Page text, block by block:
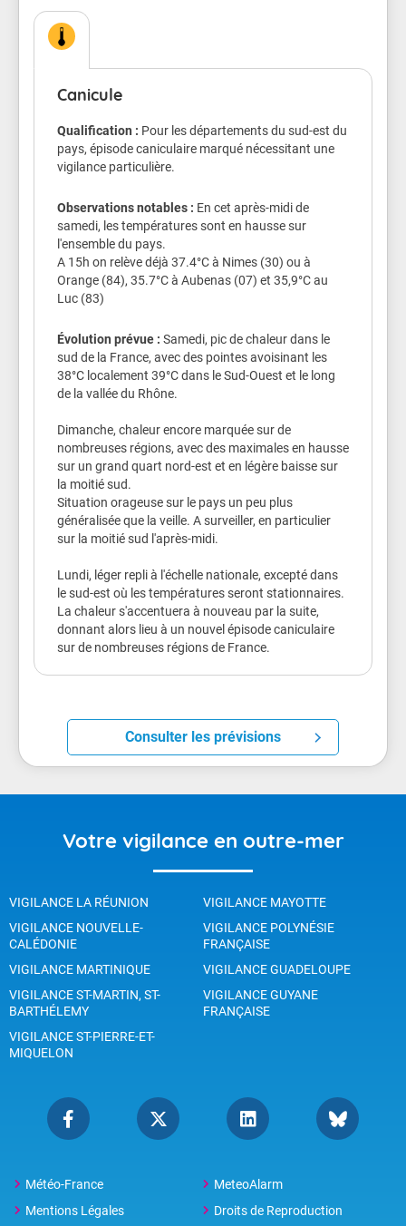
Les symptômes d'un coup de chaleur sont : une fièvre
supérieure à 40°C, une peau chaude, rouge et sèche,
soif intense, une confusion, des convulsions et une
perte de connaissance.
Conseils de comportement
Buvez de l'eau plusieurs fois par jour
Continuez à manger normalement.
l’aide d’un brumisateur, d’un gant de toilette
ou en prenant des douches ou des bains
tièdes.
Ne sortez pas aux heures les plus chaudes.
vêtements légers.
Essayez de vous rendre dans un endroit frais
ou climatisé deux à trois heures par jour, tout
en continuant de respecter la distanciation
physique et les gestes barrière.
Limitez vos activités physiques et sportives.
Pendant la journée, fermez volets, rideaux et
Si vous avez des personnes âgées, souffrant
de maladies chroniques ou isolées dans votre
entourage, prenez de leurs nouvelles ou
rendez leur visite. Accompagnez-les dans un
endroit frais.
Pour en savoir plus, consultez le
https://sante.gouv.fr/
Canicule
Qualification : Pour les départements du sud-est du
pays, épisode caniculaire marqué nécessitant une
vigilance particulière.
Observations notables : En cet après-midi de
samedi, les températures sont en hausse sur
l'ensemble du pays.
A 15h on relève déjà 37.4°C à Nimes (30) ou à
Orange (84), 35.7°C à Aubenas (07) et 35,9°C au
Luc (83)
Évolution prévue : Samedi, pic de chaleur dans le
sud de la France, avec des pointes avoisinant les
38°C localement 39°C dans le Sud-Ouest et le long
de la vallée du Rhône.
Dimanche, chaleur encore marquée sur de
nombreuses régions, avec des maximales en hausse
sur un grand quart nord-est et en légère baisse sur
la moitié sud.
Situation orageuse sur le pays un peu plus
généralisée que la veille. A surveiller, en particulier
sur la moitié sud l'après-midi.
Lundi, léger repli à l'échelle nationale, excepté dans
le sud-est où les températures seront stationnaires.
La chaleur s'accentuera à nouveau par la suite,
donnant alors lieu à un nouvel épisode caniculaire
sur de nombreuses régions de France.
Consulter les prévisions
Votre vigilance en outre-mer
VIGILANCE LA RÉUNION
VIGILANCE MAYOTTE
VIGILANCE NOUVELLE-
CALÉDONIE
VIGILANCE POLYNÉSIE
FRANÇAISE
VIGILANCE MARTINIQUE
VIGILANCE GUADELOUPE
VIGILANCE ST-MARTIN, ST-
BARTHÉLEMY
VIGILANCE GUYANE
FRANÇAISE
VIGILANCE ST-PIERRE-ET-
MIQUELON
Météo-France
MeteoAlarm
Mentions Légales
Droits de Reproduction